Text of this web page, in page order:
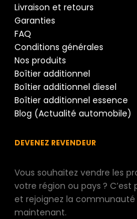
Livraison et retours
Garanties
FAQ
Conditions générales
Nos produits
Boîtier additionnel
Boîtier additionnel diesel
Boîtier additionnel essence
Blog (Actualité automobile)
DEVENEZ REVENDEUR
Vous souhaitez vendre les
votre région ou pays ?
et rejoignez la communauté
maintenant.